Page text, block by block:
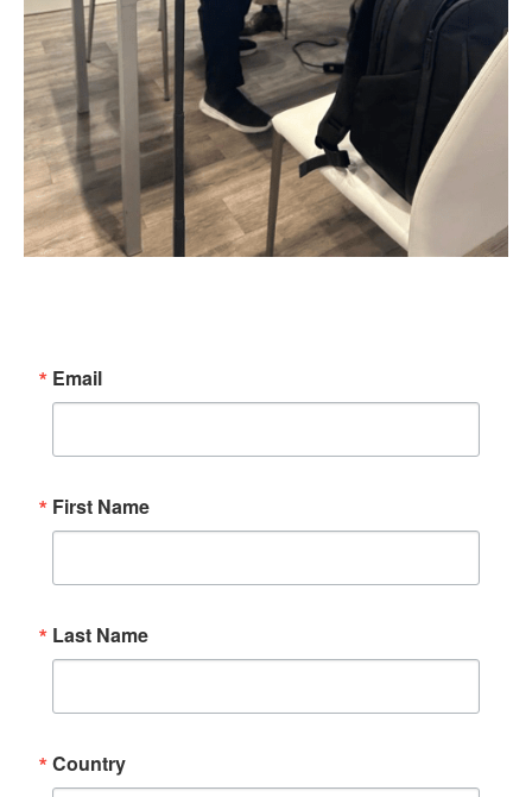
Email
First Name
Last Name
Country